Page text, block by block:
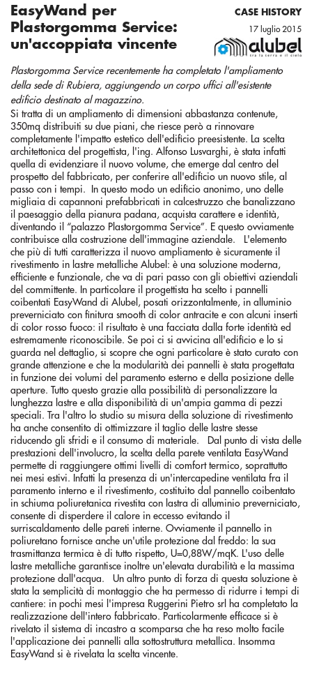
CASE HISTORY
17 luglio 2015
EasyWand per
Plastorgomma Service:
un'accoppiata vincente
Plastorgomma Service recentemente ha completato l'ampliamento
della sede di Rubiera, aggiungendo un corpo uffici all'esistente
edificio destinato al magazzino.
Si tratta di un ampliamento di dimensioni abbastanza contenute,
350mq distribuiti su due piani, che riesce però a rinnovare
completamente l'impatto estetico dell'edificio preesistente. La scelta
architettonica del progettista, l'ing. Alfonso Lusvarghi, è stata infatti
quella di evidenziare il nuovo volume, che emerge dal centro del
prospetto del fabbricato, per conferire all'edificio un nuovo stile, al
passo con i tempi. In questo modo un edificio anonimo, uno delle
migliaia di capannoni prefabbricati in calcestruzzo che banalizzano
il paesaggio della pianura padana, acquista carattere e identità,
diventando il “palazzo Plastorgomma Service”. E questo ovviamente
contribuisce alla costruzione dell'immagine aziendale. L'elemento
che più di tutti caratterizza il nuovo ampliamento è sicuramente il
rivestimento in lastre metalliche Alubel: è una soluzione moderna,
efficiente e funzionale, che va di pari passo con gli obiettivi aziendali
del committente. In particolare il progettista ha scelto i pannelli
coibentati EasyWand di Alubel, posati orizzontalmente, in alluminio
preverniciato con finitura smooth di color antracite e con alcuni inserti
di color rosso fuoco: il risultato è una facciata dalla forte identità ed
estremamente riconoscibile. Se poi ci si avvicina all'edificio e lo si
guarda nel dettaglio, si scopre che ogni particolare è stato curato con
grande attenzione e che la modularità dei pannelli è stata progettata
in funzione dei volumi del paramento esterno e della posizione delle
aperture. Tutto questo grazie alla possibilità di personalizzare la
lunghezza lastre e alla disponibilità di un'ampia gamma di pezzi
speciali. Tra l'altro lo studio su misura della soluzione di rivestimento
ha anche consentito di ottimizzare il taglio delle lastre stesse
riducendo gli sfridi e il consumo di materiale. Dal punto di vista delle
prestazioni dell'involucro, la scelta della parete ventilata EasyWand
permette di raggiungere ottimi livelli di comfort termico, soprattutto
nei mesi estivi. Infatti la presenza di un'intercapedine ventilata fra il
paramento interno e il rivestimento, costituito dal pannello coibentato
in schiuma poliuretanica rivestita con lastra di alluminio preverniciato,
consente di disperdere il calore in eccesso evitando il
surriscaldamento delle pareti interne. Ovviamente il pannello in
poliuretano fornisce anche un'utile protezione dal freddo: la sua
trasmittanza termica è di tutto rispetto, U=0,88W/mqK. L'uso delle
lastre metalliche garantisce inoltre un'elevata durabilità e la massima
protezione dall'acqua. Un altro punto di forza di questa soluzione è
stata la semplicità di montaggio che ha permesso di ridurre i tempi di
cantiere: in pochi mesi l'impresa Ruggerini Pietro srl ha completato la
realizzazione dell'intero fabbricato. Particolarmente efficace si è
rivelato il sistema di incastro a scomparsa che ha reso molto facile
l'applicazione dei pannelli alla sottostruttura metallica. Insomma
EasyWand si è rivelata la scelta vincente.